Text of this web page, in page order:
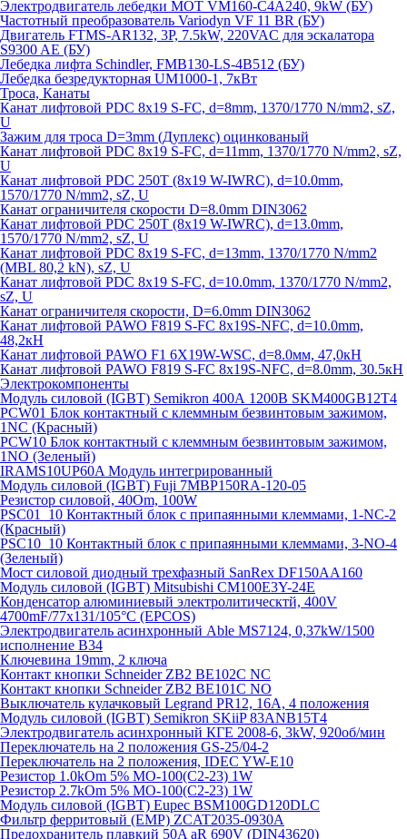
Электродвигатель лебедки MOT VM160-C4A240, 9kW (БУ)
Частотный преобразователь Variodyn VF 11 BR (БУ)
Двигатель FTMS-AR132, 3P, 7.5kW, 220VAC для эскалатора
S9300 AE (БУ)
Лебедка лифта Schindler, FMB130-LS-4B512 (БУ)
Лебедка безредукторная UM1000-1, 7кВт
Троса, Канаты
Канат лифтовой PDC 8x19 S-FC, d=8mm, 1370/1770 N/mm2, sZ,
U
Зажим для троса D=3mm (Дуплекс) оцинкованый
Канат лифтовой PDC 8x19 S-FC, d=11mm, 1370/1770 N/mm2, sZ,
U
Канат лифтовой PDC 250T (8x19 W-IWRC), d=10.0mm,
1570/1770 N/mm2, sZ, U
Канат ограничителя скорости D=8.0mm DIN3062
Канат лифтовой PDC 250T (8x19 W-IWRC), d=13.0mm,
1570/1770 N/mm2, sZ, U
Канат лифтовой PDC 8х19 S-FC, d=13mm, 1370/1770 N/mm2
(MBL 80,2 kN), sZ, U
Канат лифтовой PDC 8x19 S-FC, d=10.0mm, 1370/1770 N/mm2,
sZ, U
Канат ограничителя скорости, D=6.0mm DIN3062
Канат лифтовой PAWO F819 S-FC 8х19S-NFC, d=10.0mm,
48,2кН
Канат лифтовой PAWO F1 6X19W-WSC, d=8.0мм, 47,0кН
Канат лифтовой PAWO F819 S-FC 8х19S-NFC, d=8.0mm, 30.5кН
Электрокомпоненты
Модуль силовой (IGBT) Semikron 400А 1200В SKM400GB12T4
PCW01 Блок контактный с клеммным безвинтовым зажимом,
1NC (Красный)
PCW10 Блок контактный с клеммным безвинтовым зажимом,
1NO (Зеленый)
IRAMS10UP60A Модуль интегрированный
Модуль силовой (IGBT) Fuji 7MBP150RA-120-05
Резистор силовой, 40Om, 100W
PSC01_10 Контактный блок с припаянными клеммами, 1-NC-2
(Красный)
PSC10_10 Контактный блок с припаянными клеммами, 3-NO-4
(Зеленый)
Мост силовой диодный трехфазный SanRex DF150AA160
Модуль силовой (IGBT) Mitsubishi CM100E3Y-24E
Конденсатор алюминиевый электролитическтй, 400V
4700mF/77x131/105°C (EPCOS)
Электродвигатель асинхронный Able MS7124, 0,37kW/1500
исполнение В34
Ключевина 19mm, 2 ключа
Контакт кнопки Schneider ZB2 BE102C NC
Контакт кнопки Schneider ZB2 BE101C NO
Выключатель кулачковый Legrand PR12, 16A, 4 положения
Модуль силовой (IGBT) Semikron SKiiP 83ANB15T4
Электродвигатель асинхронный КГЕ 2008-6, 3kW, 920об/мин
Переключатель на 2 положения GS-25/04-2
Переключатель на 2 положения, IDEC YW-E10
Резистор 1.0kOm 5% МО-100(С2-23) 1W
Резистор 2.7kOm 5% МО-100(С2-23) 1W
Модуль силовой (IGBT) Eupec BSM100GD120DLC
Фильтр ферритовый (EMP) ZCAT2035-0930A
Предохранитель плавкий 50A aR 690V (DIN43620)